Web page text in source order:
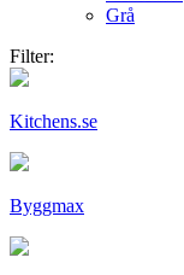
Grå
Filter:
Kitchens.se
Byggmax